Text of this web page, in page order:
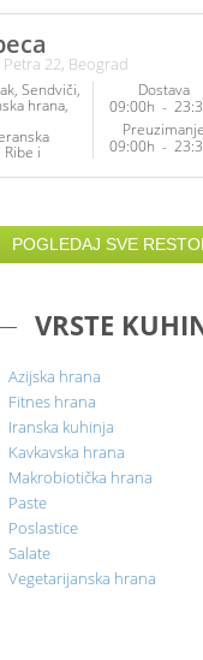
Napici
Petra 22, Beograd
Sendviči
hrana
Ribe i
hrana
Srpska
Posna
Palačinke
Napici
Dostava
09:00h -
Preuzimanje
09:00h -
POGLEDAJ SVE
VRSTE
Azijska hrana
Fitnes hrana
Iranska kuhinja
Kavkavska hrana
Makrobiotička hrana
Paste
Poslastice
Salate
Vegetarijanska hrana